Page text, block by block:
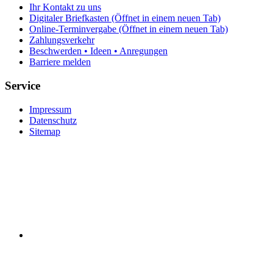
Ihr Kontakt zu uns
Digitaler Briefkasten (Öffnet in einem neuen Tab)
Online-Terminvergabe (Öffnet in einem neuen Tab)
Zahlungsverkehr
Beschwerden • Ideen • Anregungen
Barriere melden
Service
Impressum
Datenschutz
Sitemap